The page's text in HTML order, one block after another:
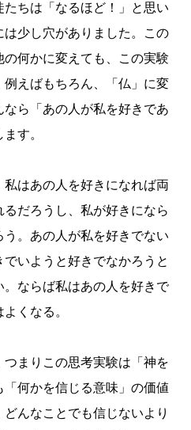
ちは「なるほど！」と思い
は少し穴がありました。この
何かに変えても、この実験
えばもちろん、「仏」に変
ら「あの人が私を好きであ
す。
はあの人を好きになれば両
だろうし、私が好きになら
う。あの人が私を好きでない
いようと好きでなかろうと
ならば私はあの人を好きで
くなる。
つまりこの思考実験は「神を
何かを信じる意味」の価値
んなことでも信じないより